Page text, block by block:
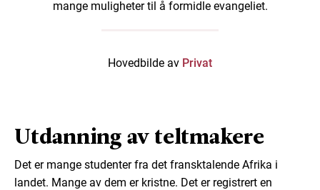
mange muligheter til å formidle evangeliet.
Hovedbilde av Privat
Utdanning av teltmakere
Det er mange studenter fra det fransktalende Afrika i
landet. Mange av dem er kristne. Det er registrert en